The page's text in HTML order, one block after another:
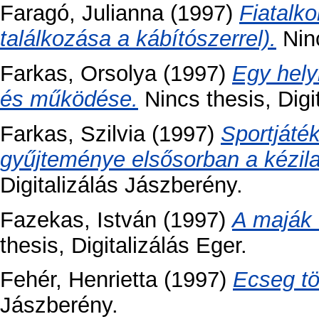
Faragó, Julianna(1997)
találkozása a kábítószerrel).
Farkas, Orsolya(1997) Egy
és működése. Nincs thesis,
Farkas, Szilvia(1997)
gyűjteménye elsősorban a
Digitalizálás Jászberény.
Fazekas, István (1997)A maják
thesis, Digitalizálás Eger.
Fehér, Henrietta(1997) Ecseg
Jászberény.